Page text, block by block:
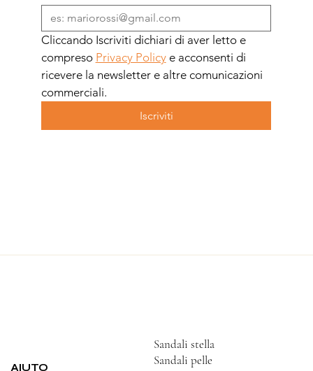
AIUTO
Cliccando Iscriviti dichiari di aver letto e
compreso Privacy Policy e acconsenti di
ricevere la newsletter e altre comunicazioni
commerciali.
Iscriviti
Sandali stella
Sandali pelle